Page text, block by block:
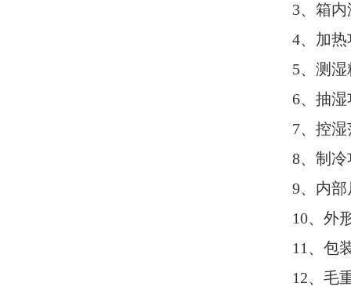
3、箱内
4、加热
5、测湿
6、抽湿
7、控湿
8、制冷
9、内部
10、外
11 、包
12、毛